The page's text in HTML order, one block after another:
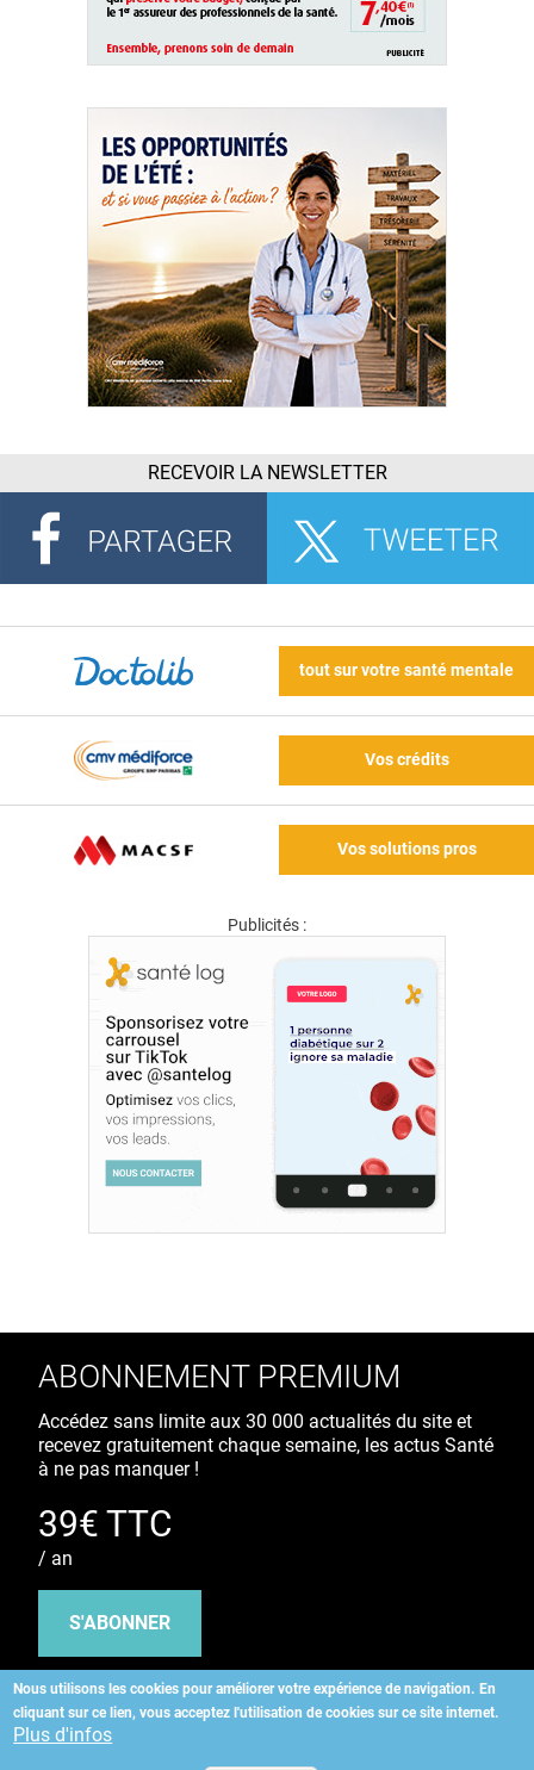
RECEVOIR LA NEWSLETTER
tout sur votre santé mentale
Vos crédits
Vos solutions pros
Publicités :
Nous utilisons les cookies pour améliorer votre expérience de navigation. En
cliquant sur ce lien, vous acceptez l'utilisation de cookies sur ce site internet.
Plus d'infos
ABONNEMENT PREMIUM
Accédez sans limite aux 30 000 actualités du site et
recevez gratuitement chaque semaine, les actus Santé
à ne pas manquer !
39€ TTC
/ an
S'ABONNER
Copyright©2026 ALLIEDHEALTH